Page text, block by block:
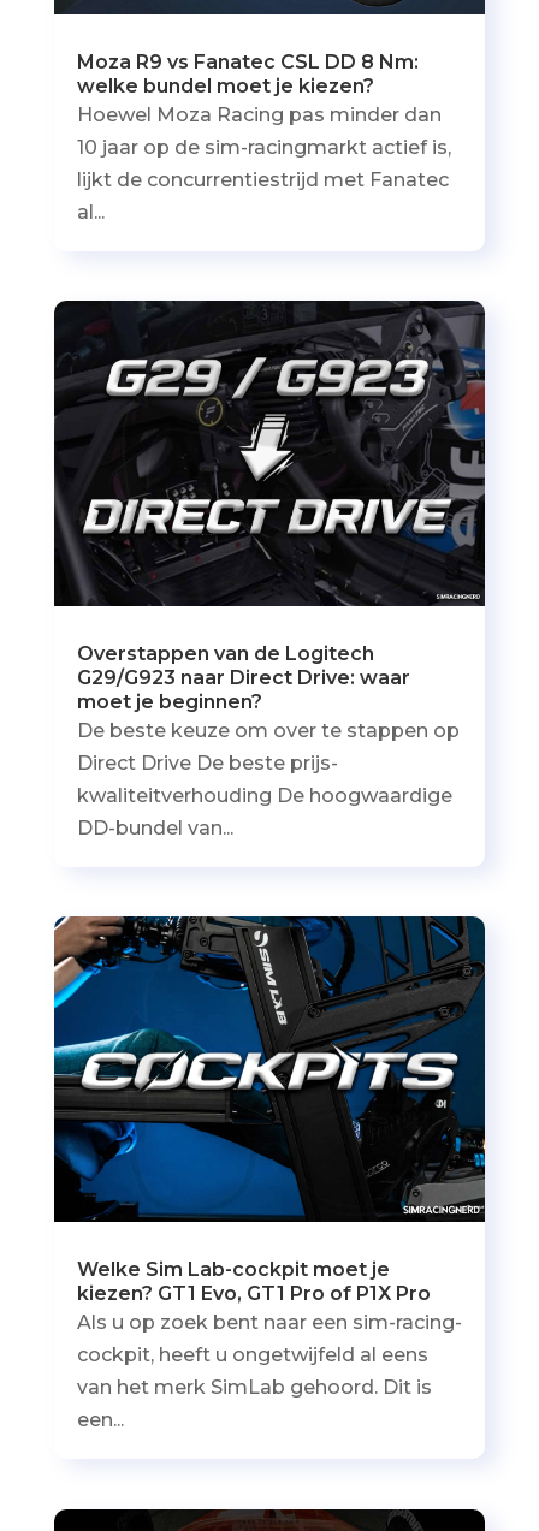
Moza R9 vs Fanatec CSL DD 8 Nm:
welke bundel moet je kiezen?
Hoewel Moza Racing pas minder dan
10 jaar op de sim-racingmarkt actief is,
lijkt de concurrentiestrijd met Fanatec
al...
Overstappen van de Logitech
G29/G923 naar Direct Drive: waar
moet je beginnen?
De beste keuze om over te stappen op
Direct Drive De beste prijs-
kwaliteitverhouding De hoogwaardige
DD-bundel van...
Welke Sim Lab-cockpit moet je
kiezen? GT1 Evo, GT1 Pro of P1X Pro
Als u op zoek bent naar een sim-racing-
cockpit, heeft u ongetwijfeld al eens
van het merk SimLab gehoord. Dit is
een...